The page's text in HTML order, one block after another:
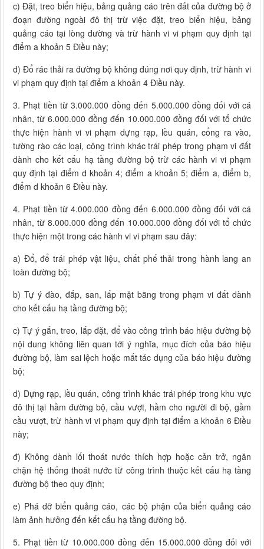
c) Đặt, treo biển hiệu, bảng quảng cáo trên đất của đường bộ ở
đoạn đường ngoài đô thị trừ việc đặt, treo biển hiệu, bảng
quảng cáo tại lòng đường và trừ hành vi vi phạm quy định tại
điểm a khoản 5 Điều này;
d) Đổ rác thải ra đường bộ không đúng nơi quy định, trừ hành vi
vi phạm quy định tại điểm a khoản 4 Điều này.
3. Phạt tiền từ 3.000.000 đồng đến 5.000.000 đồng đối với cá
nhân, từ 6.000.000 đồng đến 10.000.000 đồng đối với tổ chức
thực hiện hành vi vi phạm dựng rạp, lều quán, cổng ra vào,
tường rào các loại, công trình khác trái phép trong phạm vi đất
dành cho kết cấu hạ tầng đường bộ trừ các hành vi vi phạm
quy định tại điểm d khoản 4; điểm a khoản 5; điểm a, điểm b,
điểm d khoản 6 Điều này.
4. Phạt tiền từ 4.000.000 đồng đến 6.000.000 đồng đối với cá
nhân, từ 8.000.000 đồng đến 10.000.000 đồng đối với tổ chức
thực hiện một trong các hành vi vi phạm sau đây:
a) Đổ, để trái phép vật liệu, chất phế thải trong hành lang an
toàn đường bộ;
b) Tự ý đào, đắp, san, lấp mặt bằng trong phạm vi đất dành
cho kết cấu hạ tầng đường bộ;
c) Tự ý gắn, treo, lắp đặt, để vào công trình báo hiệu đường bộ
nội dung không liên quan tới ý nghĩa, mục đích của báo hiệu
đường bộ, làm sai lệch hoặc mất tác dụng của báo hiệu đường
bộ;
d) Dựng rạp, lều quán, công trình khác trái phép trong khu vực
đô thị tại hầm đường bộ, cầu vượt, hầm cho người đi bộ, gầm
cầu vượt, trừ hành vi vi phạm quy định tại điểm a khoản 6 Điều
này;
đ) Không dành lối thoát nước thích hợp hoặc cản trở, ngăn
chặn hệ thống thoát nước từ công trình thuộc kết cấu hạ tầng
đường bộ theo quy định;
e) Phá dỡ biển quảng cáo, các bộ phận của biển quảng cáo
làm ảnh hưởng đến kết cấu hạ tầng đường bộ.
5. Phạt tiền từ 10.000.000 đồng đến 15.000.000 đồng đối với